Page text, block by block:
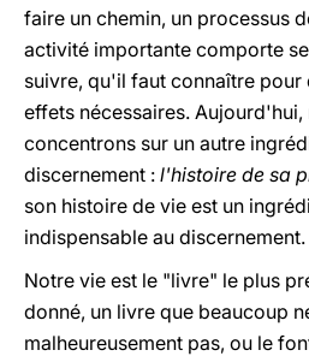
faire un chemin, un processus
activité importante comporte
suivre, qu'il faut connaître
effets nécessaires. Aujourd'hui,
concentrons sur un autre
discernement : l'histoire de sa
son histoire de vie est un
indispensable au discernement.
Notre vie est le "livre" le plus
donné, un livre que beaucoup
malheureusement pas, ou le